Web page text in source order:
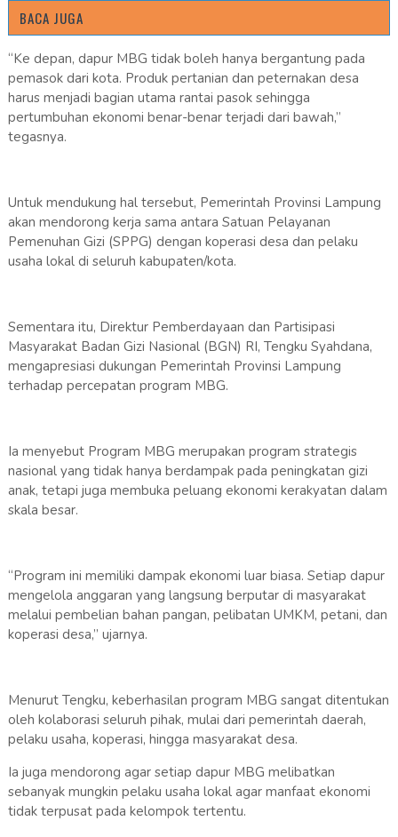
BACA JUGA
“Ke depan, dapur MBG tidak boleh hanya bergantung pada
pemasok dari kota. Produk pertanian dan peternakan desa
harus menjadi bagian utama rantai pasok sehingga
pertumbuhan ekonomi benar-benar terjadi dari bawah,”
tegasnya.
Untuk mendukung hal tersebut, Pemerintah Provinsi Lampung
akan mendorong kerja sama antara Satuan Pelayanan
Pemenuhan Gizi (SPPG) dengan koperasi desa dan pelaku
usaha lokal di seluruh kabupaten/kota.
Sementara itu, Direktur Pemberdayaan dan Partisipasi
Masyarakat Badan Gizi Nasional (BGN) RI, Tengku Syahdana,
mengapresiasi dukungan Pemerintah Provinsi Lampung
terhadap percepatan program MBG.
Ia menyebut Program MBG merupakan program strategis
nasional yang tidak hanya berdampak pada peningkatan gizi
anak, tetapi juga membuka peluang ekonomi kerakyatan dalam
skala besar.
“Program ini memiliki dampak ekonomi luar biasa. Setiap dapur
mengelola anggaran yang langsung berputar di masyarakat
melalui pembelian bahan pangan, pelibatan UMKM, petani, dan
koperasi desa,” ujarnya.
Menurut Tengku, keberhasilan program MBG sangat ditentukan
oleh kolaborasi seluruh pihak, mulai dari pemerintah daerah,
pelaku usaha, koperasi, hingga masyarakat desa.
Ia juga mendorong agar setiap dapur MBG melibatkan
sebanyak mungkin pelaku usaha lokal agar manfaat ekonomi
tidak terpusat pada kelompok tertentu.